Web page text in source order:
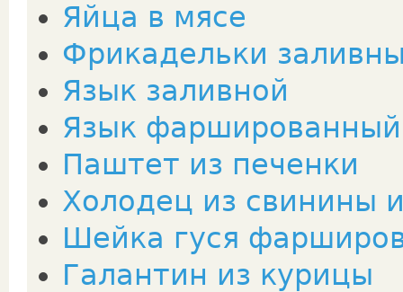
Яйца в мясе
Фрикадельки
Язык заливной
Язык фаршированный
Паштет из печенки
Холодец из свинины
Шейка гуся
Галантин из курицы